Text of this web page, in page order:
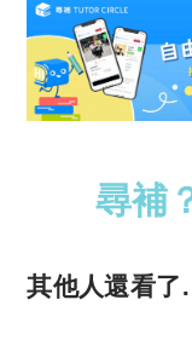
尋補
其他人還看